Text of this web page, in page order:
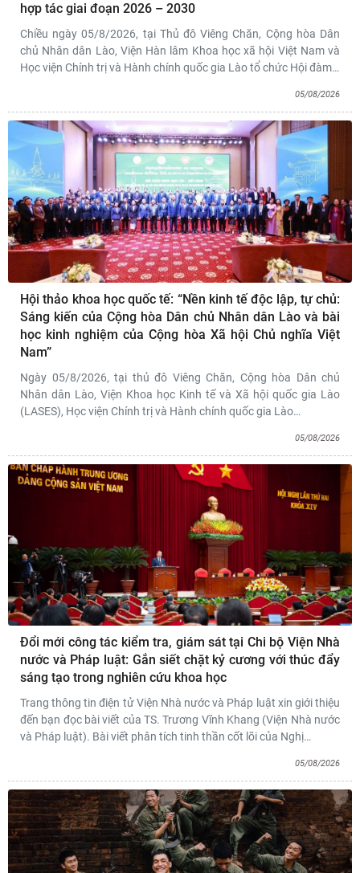
hợp tác giai đoạn 2026 – 2030
Chiều ngày 05/8/2026, tại Thủ đô Viêng Chăn, Cộng hòa Dân
chủ Nhân dân Lào, Viện Hàn lâm Khoa học xã hội Việt Nam và
Học viện Chính trị và Hành chính quốc gia Lào tổ chức Hội đàm…
05/08/2026
Hội thảo khoa học quốc tế: “Nền kinh tế độc lập, tự chủ:
Sáng kiến của Cộng hòa Dân chủ Nhân dân Lào và bài
học kinh nghiệm của Cộng hòa Xã hội Chủ nghĩa Việt
Nam”
Ngày 05/8/2026, tại thủ đô Viêng Chăn, Cộng hòa Dân chủ
Nhân dân Lào, Viện Khoa học Kinh tế và Xã hội quốc gia Lào
(LASES), Học viện Chính trị và Hành chính quốc gia Lào…
05/08/2026
Đổi mới công tác kiểm tra, giám sát tại Chi bộ Viện Nhà
nước và Pháp luật: Gắn siết chặt kỷ cương với thúc đẩy
sáng tạo trong nghiên cứu khoa học
Trang thông tin điện tử Viện Nhà nước và Pháp luật xin giới thiệu
đến bạn đọc bài viết của TS. Trương Vĩnh Khang (Viện Nhà nước
và Pháp luật). Bài viết phân tích tinh thần cốt lõi của Nghị…
05/08/2026